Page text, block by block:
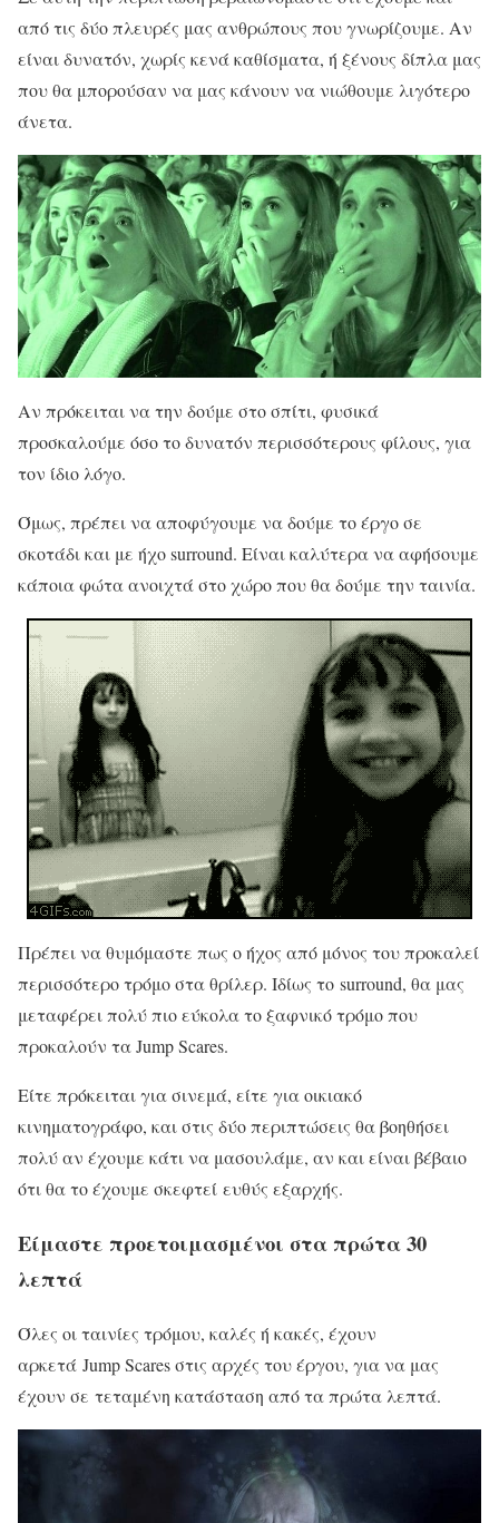
από τις δύο πλευρές μας ανθρώπους που γνωρίζουμε. Αν
είναι δυνατόν, χωρίς κενά καθίσματα, ή ξένους δίπλα μας
που θα μπορούσαν να μας κάνουν να νιώθουμε λιγότερο
άνετα.
Αν πρόκειται να την δούμε στο σπίτι, φυσικά
προσκαλούμε όσο το δυνατόν περισσότερους φίλους, για
τον ίδιο λόγο.
Όμως, πρέπει να αποφύγουμε να δούμε το έργο σε
σκοτάδι και με ήχο surround. Είναι καλύτερα να αφήσουμε
κάποια φώτα ανοιχτά στο χώρο που θα δούμε την ταινία.
Πρέπει να θυμόμαστε πως ο ήχος από μόνος του προκαλεί
περισσότερο τρόμο στα θρίλερ. Ιδίως το surround, θα μας
μεταφέρει πολύ πιο εύκολα το ξαφνικό τρόμο που
προκαλούν τα Jump Scares.
Είτε πρόκειται για σινεμά, είτε για οικιακό
κινηματογράφο, και στις δύο περιπτώσεις θα βοηθήσει
πολύ αν έχουμε κάτι να μασουλάμε, αν και είναι βέβαιο
ότι θα το έχουμε σκεφτεί ευθύς εξαρχής.
Είμαστε προετοιμασμένοι στα πρώτα 30
λεπτά
Όλες οι ταινίες τρόμου, καλές ή κακές, έχουν
αρκετά Jump Scares στις αρχές του έργου, για να μας
έχουν σε τεταμένη κατάσταση από τα πρώτα λεπτά.